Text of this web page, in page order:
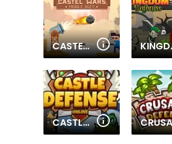
CASTEL WARS MIDDLE AGES
CASTLE DEFENSE ONLINE